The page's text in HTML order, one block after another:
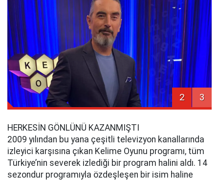
2 3
HERKESİN GÖNLÜNÜ KAZANMIŞTI
2009 yılından bu yana çeşitli televizyon kanallarında
izleyici karşısına çıkan Kelime Oyunu programı, tüm
Türkiye’nin severek izlediği bir program halini aldı. 14
sezondur programıyla özdeşleşen bir isim haline